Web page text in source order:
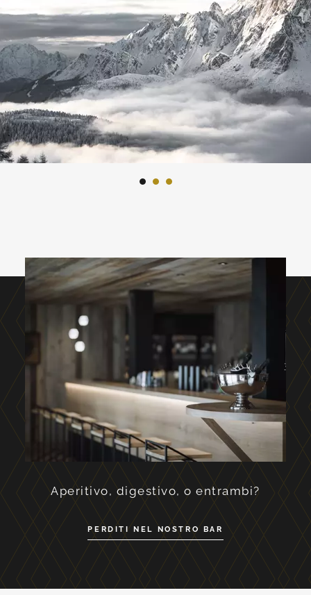
Aperitivo, digestivo, o entrambi?
PERDITI NEL NOSTRO BAR